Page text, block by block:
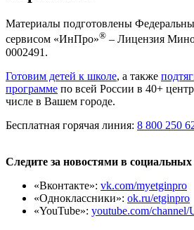
Материалы подготовлены
сервисом «ИнПро»® – Лицензия
0002491.
Готовим детей к школе, а также
программе по всей России в 40+
числе в Вашем городе.
Бесплатная горячая линия: 8 800 250
Следите за новостями в социальных
«Вконтакте»: vk.com/myetginpro
«Одноклассники»: ok.ru/etginpro
«YouTube»: youtube.com/